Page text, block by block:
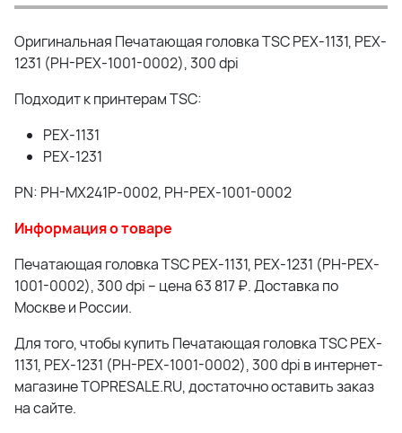
Оригинальная Печатающая головка TSC PEX-1131, PEX-
1231 (PH-PEX-1001-0002), 300 dpi
Подходит к принтерам TSC:
PEX-1131
PEX-1231
PN: PH-MX241P-0002, PH-PEX-1001-0002
Информация о товаре
Печатающая головка TSC PEX-1131, PEX-1231 (PH-PEX-
1001-0002), 300 dpi – цена 63 817 ₽. Доставка по
Москве и России.
Для того, чтобы купить Печатающая головка TSC PEX-
1131, PEX-1231 (PH-PEX-1001-0002), 300 dpi в интернет-
магазине TOPRESALE.RU, достаточно оставить заказ
на сайте.